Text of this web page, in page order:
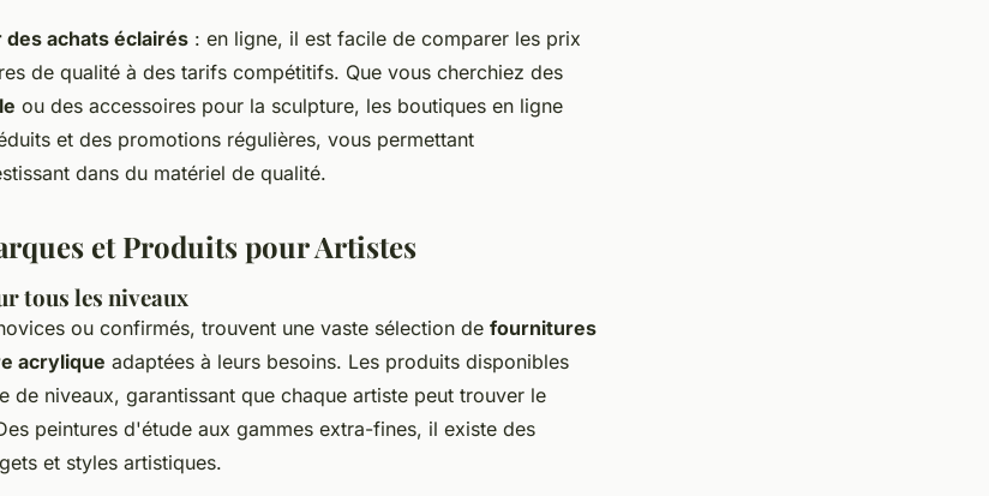
achats éclairés : en ligne, il est facile de comparer les prix
de qualité à des tarifs compétitifs. Que vous cherchiez des
ou des accessoires pour la sculpture, les boutiques en ligne
et des promotions régulières, vous permettant
dans du matériel de qualité.
et Produits pour Artistes
tous les niveaux
ou confirmés, trouvent une vaste sélection de fournitures
acrylique adaptées à leurs besoins. Les produits disponibles
de niveaux, garantissant que chaque artiste peut trouver le
peintures d'étude aux gammes extra-fines, il existe des
et styles artistiques.